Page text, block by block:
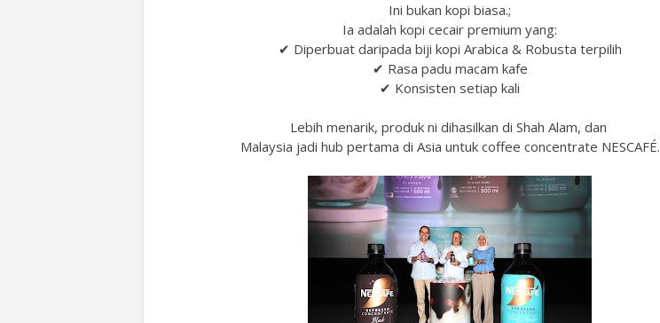
Ini bukan kopi biasa.;
Ia adalah kopi cecair premium yang:
✔ Diperbuat daripada biji kopi Arabica & Robusta terpilih
✔ Rasa padu macam kafe
✔ Konsisten setiap kali
Lebih menarik, produk ni dihasilkan di Shah Alam, dan
Malaysia jadi hub pertama di Asia untuk coffee concentrate NESCAFÉ.